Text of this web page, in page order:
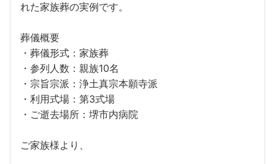
れた家族葬の実例です。
葬儀概要
・葬儀形式：家族葬
・参列人数：親族10名
・宗旨宗派：浄土真宗本願寺派
・利用式場：第3式場
・ご逝去場所：堺市内病院
ご家族様より、